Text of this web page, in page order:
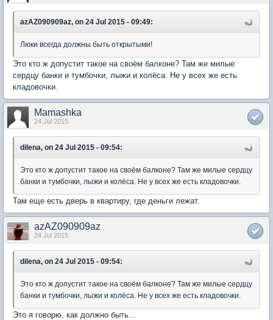
azAZ090909az, on 24 Jul 2015 - 09:49:
Люки всегда должны быть открытыми!
Это кто ж допустит такое на своём балконе? Там же милые
сердцу банки и тумбочки, лыжи и колёса. Не у всех же есть
кладовочки.
Mamashka
24 Jul 2015
dilena, on 24 Jul 2015 - 09:54:
Это кто ж допустит такое на своём балконе? Там же милые сердцу
банки и тумбочки, лыжи и колёса. Не у всех же есть кладовочки.
Там еще есть дверь в квартиру, где деньги лежат.
azAZ090909az
24 Jul 2015
dilena, on 24 Jul 2015 - 09:54:
Это кто ж допустит такое на своём балконе? Там же милые сердцу
банки и тумбочки, лыжи и колёса. Не у всех же есть кладовочки.
Это я говорю, как должно быть...